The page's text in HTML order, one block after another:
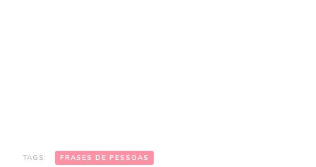
TAGS: FRASES DE PESSOAS